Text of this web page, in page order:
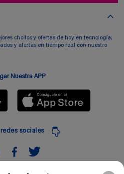
chollos y ofertas de hoy en tecnología,
y alertas en tiempo real con nuestro
Nuestra APP
sociales